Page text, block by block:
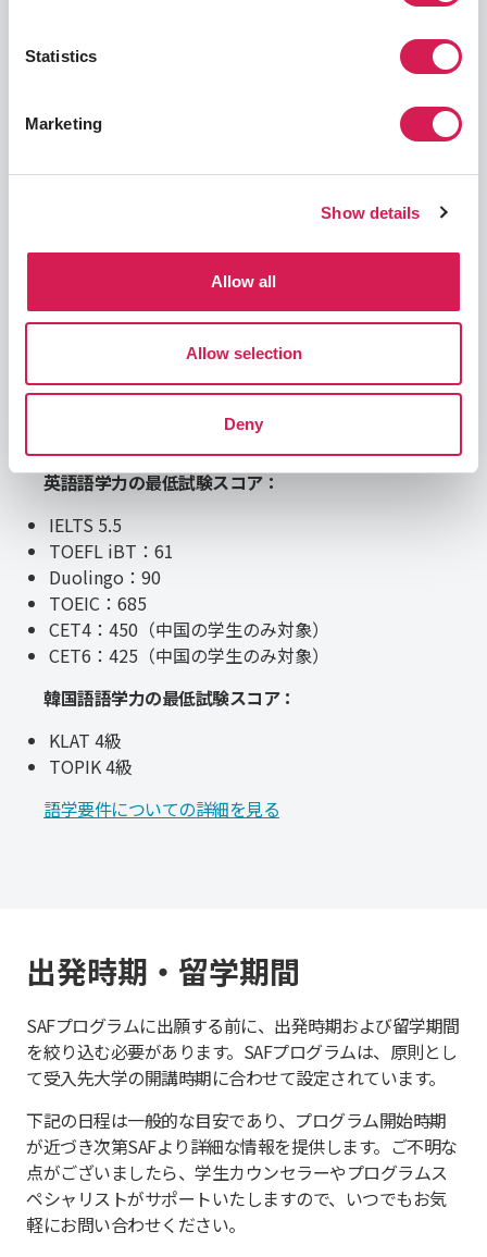
Statistics
Marketing
Show details
Allow all
Allow selection
Deny
件を満たす必要があります。SAFはあなたの留学を
な語学力スコア、GPAの範囲などの留学先大学が要
求する学力要件、そして出願を完了するために必要
な書類やその他の資料のリストを掲載しています。
ールやSAF学生用ポータルサイトにてお知らせしま
す。
語学力 必要なGPAについて 出願書類と資料
語学力を証明するために、以下のいずれかのスコア
証明を提出する必要があります。
英語語学力の最低試験スコア：
IELTS 5.5
TOEFL iBT：61
Duolingo：90
TOEIC：685
CET4：450（中国の学生のみ対象）
CET6：425（中国の学生のみ対象）
韓国語語学力の最低試験スコア：
KLAT 4級
TOPIK 4級
語学要件についての詳細を見る
出発時期・留学期間
SAFプログラムに出願する前に、出発時期および留学期間
を絞り込む必要があります。SAFプログラムは、原則とし
て受入先大学の開講時期に合わせて設定されています。
下記の日程は一般的な目安であり、プログラム開始時期
が近づき次第SAFより詳細な情報を提供します。ご不明な
点がございましたら、学生カウンセラーやプログラムス
ペシャリストがサポートいたしますので、いつでもお気
軽にお問い合わせください。